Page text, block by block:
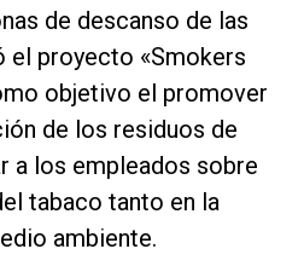
de descanso de las
el proyecto «Smokers
objetivo el promover
de los residuos de
a los empleados sobre
tabaco tanto en la
ambiente.